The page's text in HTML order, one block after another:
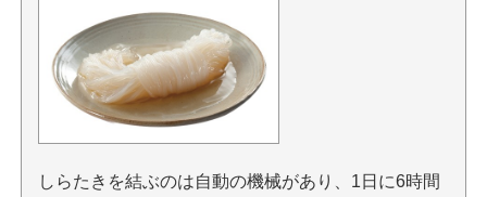
しらたきを結ぶのは自動の機械があり、1日に6時間